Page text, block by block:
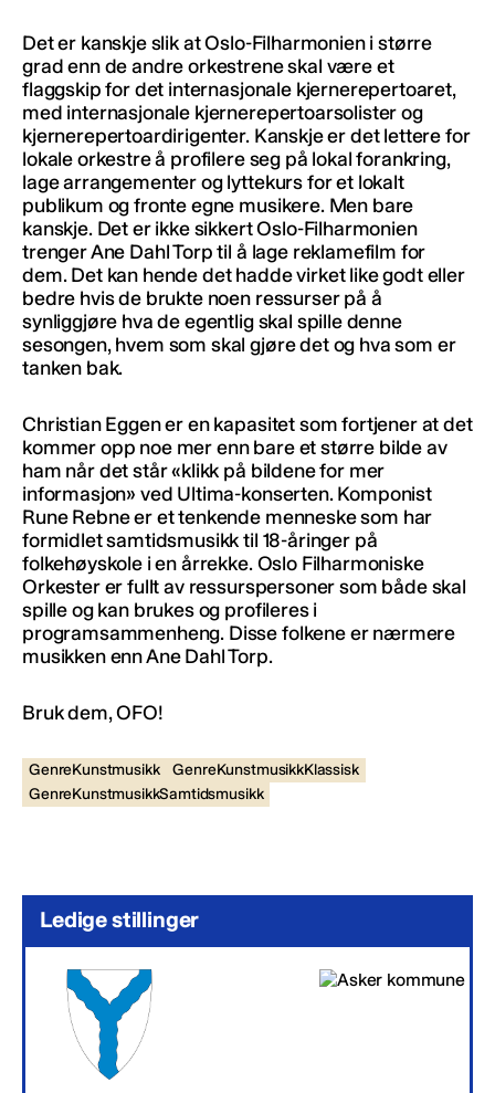
Det er kanskje slik at Oslo-Filharmonien i større
grad enn de andre orkestrene skal være et
flaggskip for det internasjonale kjernerepertoaret,
med internasjonale kjernerepertoarsolister og
kjernerepertoardirigenter. Kanskje er det lettere for
lokale orkestre å profilere seg på lokal forankring,
lage arrangementer og lyttekurs for et lokalt
publikum og fronte egne musikere. Men bare
kanskje. Det er ikke sikkert Oslo-Filharmonien
trenger Ane Dahl Torp til å lage reklamefilm for
dem. Det kan hende det hadde virket like godt eller
bedre hvis de brukte noen ressurser på å
synliggjøre hva de egentlig skal spille denne
sesongen, hvem som skal gjøre det og hva som er
tanken bak.
Christian Eggen er en kapasitet som fortjener at det
kommer opp noe mer enn bare et større bilde av
ham når det står «klikk på bildene for mer
informasjon» ved Ultima-konserten. Komponist
Rune Rebne er et tenkende menneske som har
formidlet samtidsmusikk til 18-åringer på
folkehøyskole i en årrekke. Oslo Filharmoniske
Orkester er fullt av ressurspersoner som både skal
spille og kan brukes og profileres i
programsammenheng. Disse folkene er nærmere
musikken enn Ane Dahl Torp.
Bruk dem, OFO!
GenreKunstmusikk
GenreKunstmusikkKlassisk
GenreKunstmusikkSamtidsmusikk
Ledige stillinger